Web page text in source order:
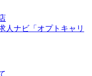
人ナビ「オプトキャリ